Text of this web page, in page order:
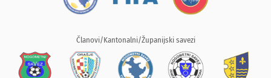
Članovi/Kantonalni/Županijski savezi